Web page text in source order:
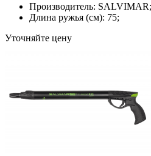
Производитель: SALVIMAR;
Длина ружья (см): 75;
Уточняйте цену